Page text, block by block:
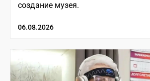
создание музея.
06.08.2026